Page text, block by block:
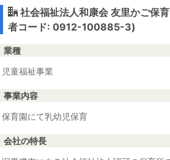
社会福祉法人和康会 友里かご保
者コード: 0912-100885-3)
業種
児童福祉事業
事業内容
保育園にて乳幼児保育
会社の特長